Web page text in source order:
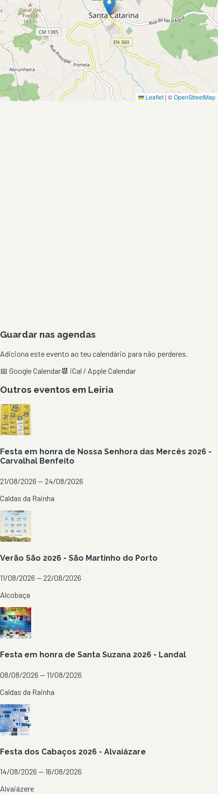
Leaflet | ©OpenStreetMap
Guardar nas agendas
Adiciona este evento ao teu calendário para não perderes.
📅 Google Calendar📆 iCal / Apple Calendar
Outros eventos em Leiria
Festa em honra de Nossa Senhora das Mercês 2026 -
Carvalhal Benfeito
21/08/2026 — 24/08/2026
Caldas da Rainha
Verão São 2026 - São Martinho do Porto
11/08/2026 — 22/08/2026
Alcobaça
Festa em honra de Santa Suzana 2026 - Landal
08/08/2026 — 11/08/2026
Caldas da Rainha
Festa dos Cabaços 2026 - Alvaiázare
14/08/2026 — 16/08/2026
Alvaiázere